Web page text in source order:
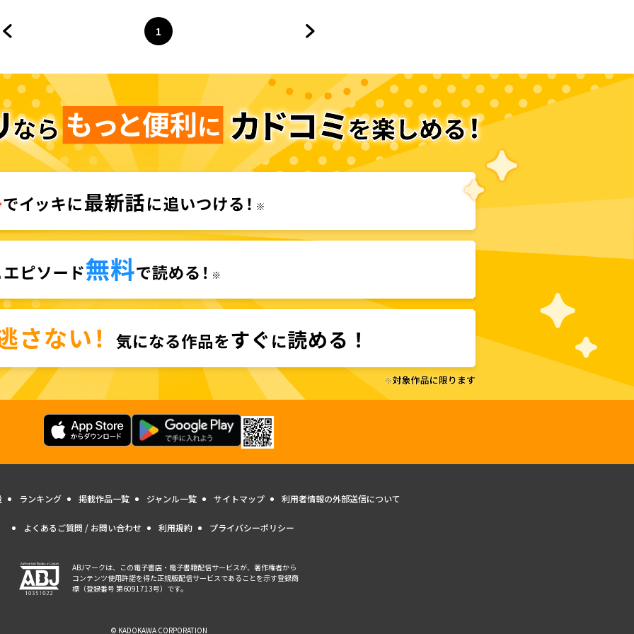
ページ
1
へ
ランキング 掲載作品一覧 ジャンル一覧 サイトマップ 利用者情報の外部送信について
よくあるご質問 / お問い合わせ 利用規約 プライバシーポリシー
ABJマークは、この電子書店・電子書籍配信サービスが、著作権者から
コンテンツ使用許諾を得た正規版配信サービスであることを示す登録商
標（登録番号 第6091713号）です。
© KADOKAWA CORPORATION